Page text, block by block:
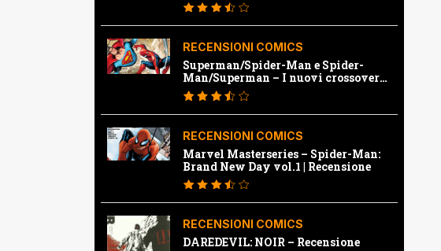
RECENSIONI COMICS
Superman/Spider-Man e Spider-
Man/Superman – I nuovi crossover
Marvel e Dc | Recensione
RECENSIONI COMICS
Marvel Masterseries – Spider-Man:
Brand New Day vol.1 | Recensione
RECENSIONI COMICS
DAREDEVIL: NOIR – Recensione